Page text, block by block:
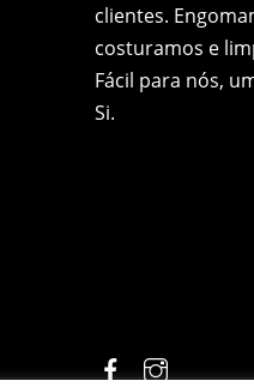
clientes.
costuramos e
Fácil para nós,
Si.